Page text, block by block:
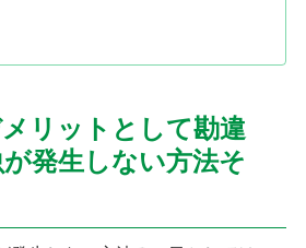
リットとして勘違
発生しない方法そ